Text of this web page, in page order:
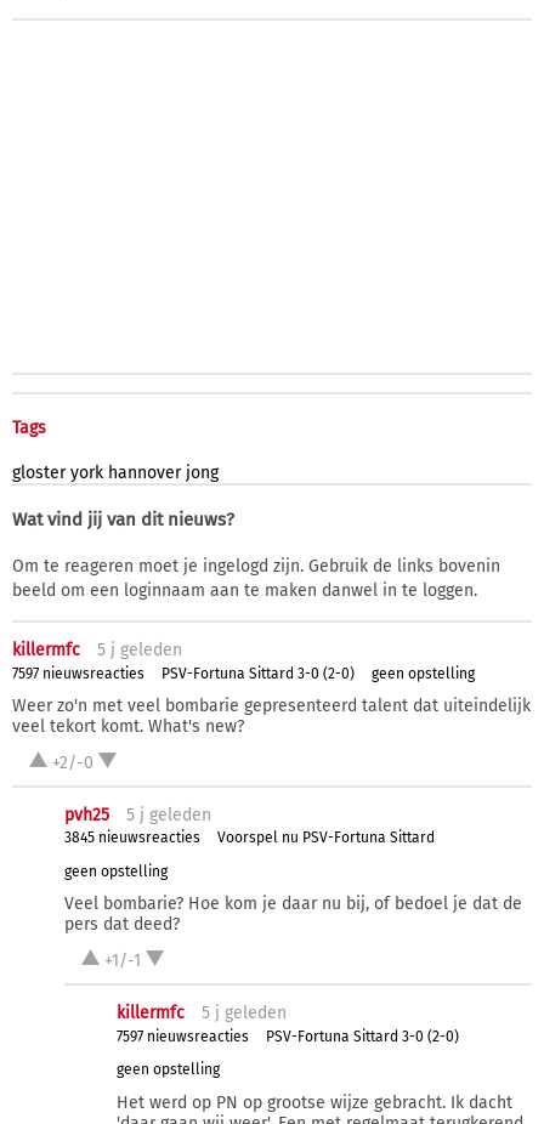
Tags
gloster york hannover jong
Wat vind jij van dit nieuws?
Om te reageren moet je ingelogd zijn. Gebruik de links bovenin
beeld om een loginnaam aan te maken danwel in te loggen.
killermfc 5 j geleden
7597 nieuwsreacties PSV-Fortuna Sittard 3-0 (2-0) geen opstelling
Weer zo'n met veel bombarie gepresenteerd talent dat uiteindelijk
veel tekort komt. What's new?
+2/-0
pvh25 5 j geleden
3845 nieuwsreacties
Voorspel nu PSV-Fortuna Sittard
geen opstelling
Veel bombarie? Hoe kom je daar nu bij, of bedoel je dat de
pers dat deed?
+1/-1
killermfc 5 j geleden
7597 nieuwsreacties
PSV-Fortuna Sittard 3-0 (2-0)
geen opstelling
Het werd op PN op grootse wijze gebracht. Ik dacht